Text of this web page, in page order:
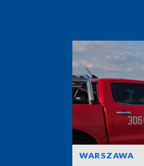
WARSZAWA